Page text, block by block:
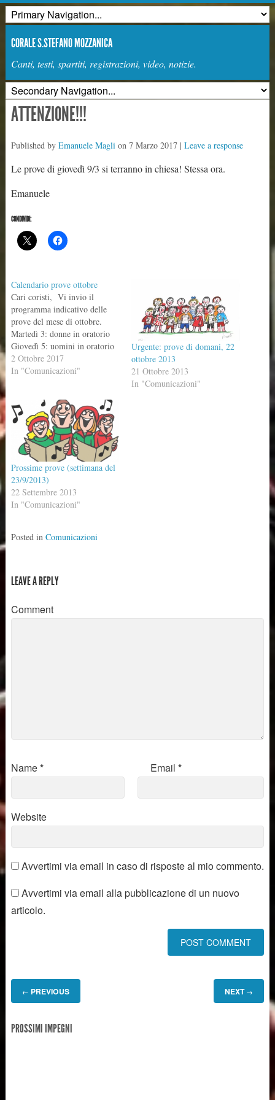
CORALE S.STEFANO MOZZANICA
Canti, testi, spartiti, registrazioni, video, notizie.
ATTENZIONE!!!
Published by Emanuele Maglion 7 Marzo 2017| Leave a response
Le prove di giovedì 9/3 si terranno in chiesa! Stessa ora.
Emanuele
CONDIVIDI:
Calendario prove ottobre
Cari coristi, Vi invio il
programma indicativo delle
prove del mese di ottobre.
Martedì 3: donne in oratorio
Giovedì 5: uomini in oratorio
Martedì 10: uomini in oratorio
Giovedì 12: donne in oratorio
prove a Caravaggio (Le prove
si terranno nel…
2 Ottobre 2017
In "Comunicazioni"
Urgente: prove di domani, 22
ottobre 2013
21 Ottobre 2013
In "Comunicazioni"
Prossime prove (settimana del
23/9/2013)
22 Settembre 2013
In "Comunicazioni"
Posted in Comunicazioni
LEAVE A REPLY
Comment
Name* Email *
Website
Avvertimi via email in caso di risposte al mio commento.
Avvertimi via email alla pubblicazione di un nuovo
articolo.
← PREVIOUS NEXT →
PROSSIMI IMPEGNI